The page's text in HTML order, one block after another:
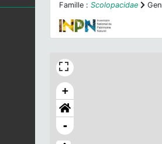
Famille : Scolopacidae
+
-